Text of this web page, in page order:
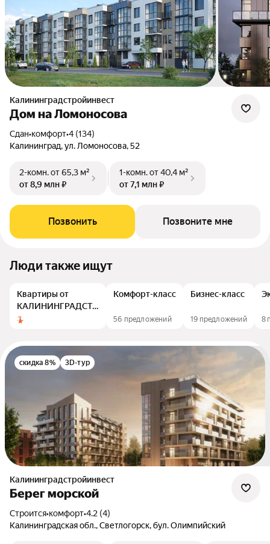
Калининградстройинвест
Дом на Ломоносова
Сдан•комфорт•4 (134)
Калининград, ул. Ломоносова, 52
2-комн.от 65,3 м²
от 8,9 млн ₽
1-комн.от 40,4 м²
от 7,1 млн ₽
Позвонить Позвоните мне
Люди также ищут
Квартиры от
КАЛИНИНГРАДСТРОЙ
ИНВЕСТ
Комфорт-класс
56 предложений
Бизнес-класс
19 предложений 8
скидка 8% 3D-тур
Калининградстройинвест
Берег морской
Строится•комфорт•4.2 (4)
Калининградская обл., Светлогорск, бул. Олимпийский